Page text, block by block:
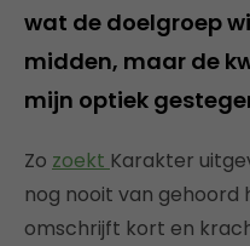
wat de doelgroep
midden, maar de
mijn optiek
Zo zoekt Karakter
nog nooit van
omschrijft kort en